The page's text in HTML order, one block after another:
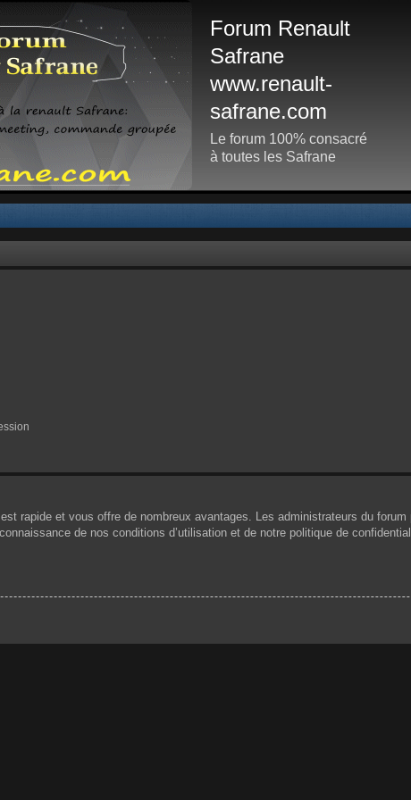
Forum Renault
Safrane
www.renault-
safrane.com
Le forum 100% consacré
à toutes les Safrane
rapide et vous offre de nombreux avantages. Les administrateurs du
de nos conditions d’utilisation et de notre politique de